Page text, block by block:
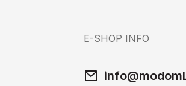
E-SHOP INFO